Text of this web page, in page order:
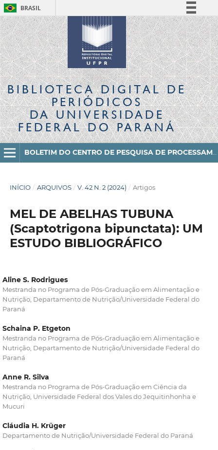
BRASIL
Simplifique!
Comunica BR
Participe
Acesso à informação
Legislação
Canais
BIBLIOTECA DIGITALDE
PERIÓDICOS
DA UNIVERSIDADE
FEDERAL DO PARANÁ
BOLETIM DO CENTRO DE PESQUISA DE PROCESSAMENTO DE ALIMENTOS
INÍCIO / ARQUIVOS / V. 42 N. 2 (2024) / Artigos
MEL DE ABELHAS TUBUNA
(Scaptotrigona bipunctata): UM
ESTUDO BIBLIOGRÁFICO
Aline S. Rodrigues
Mestranda no Programa de Pós-Graduação em Alimentação e
Nutrição, Departamento de Nutrição/Universidade Federal do
Paraná
Schaina P. Etgeton
Mestranda no Programa de Pós-Graduação em Alimentação e
Nutrição, Departamento de Nutrição/Universidade Federal do
Paraná
Anne R. Silva
Mestranda no Programa de Pós-Graduação em Ciência da
Nutrição, Universidade Federal dos Vales do Jequitinhonha e
Mucuri
Cláudia H. Krüger
Departamento de Nutrição/Universidade Federal do Paraná